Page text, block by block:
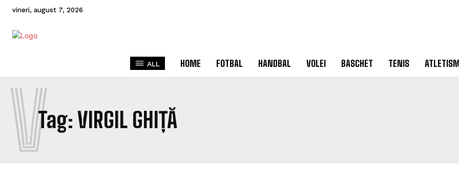
vineri, august 7, 2026
ALL HOME FOTBAL HANDBAL VOLEI BASCHET TENIS
Tag: VIRGIL GHIȚĂ
V